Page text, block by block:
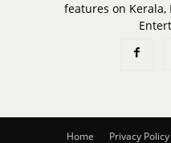
features on Kerala,
Home Privacy Policy